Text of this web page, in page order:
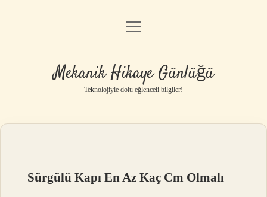
Anasayfa
Yasal Uyarı
menüyü
Mekanik Hikaye Günlüğü
Teknolojiyle dolu eğlenceli bilgiler!
Sürgülü Kapı En Az Kaç Cm Olmalı